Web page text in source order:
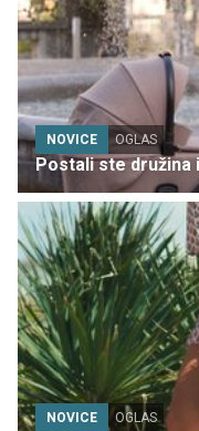
NOVICE OGLAS
Postali ste družina
NOVICE OGLAS